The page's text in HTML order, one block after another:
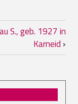
R., geb.
S., geb. 1927 in
Karneid ›